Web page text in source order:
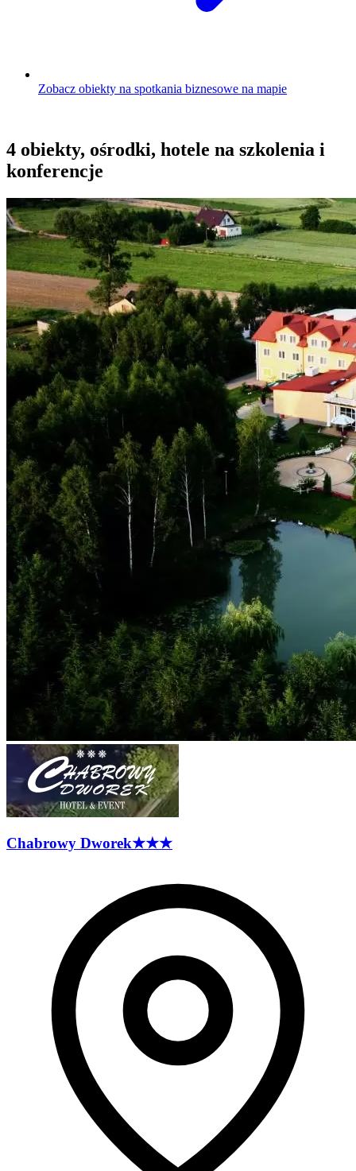
Zobacz obiekty na spotkania biznesowe na mapie
4 obiekty, ośrodki, hotele na szkolenia i
konferencje
Chabrowy Dworek★★★